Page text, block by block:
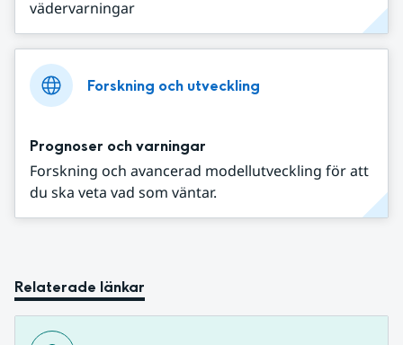
vädervarningar
Forskning och utveckling
Prognoser och varningar
Forskning och avancerad modellutveckling för att
du ska veta vad som väntar.
Relaterade länkar